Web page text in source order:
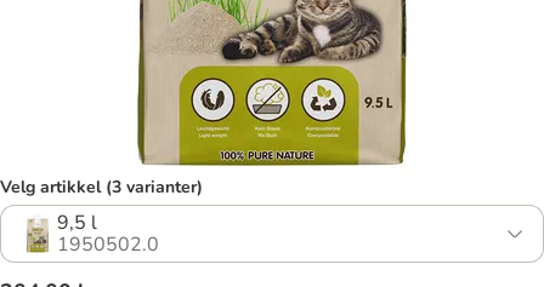
Velg artikkel (3 varianter)
9,5 l
1950502.0